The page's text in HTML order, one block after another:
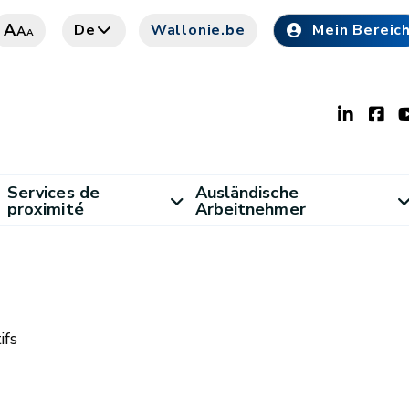
AAA De Wallonie.be Mein
Services de
proximité
Ausländische
Arbeitnehmer